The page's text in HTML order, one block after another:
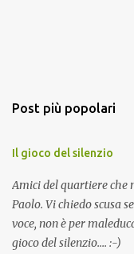
Post più popolari
Il gioco del silenzio
Amici del quartiere che
Paolo. Vi chiedo scusa
voce, non è per
gioco del silenzio.... :-)